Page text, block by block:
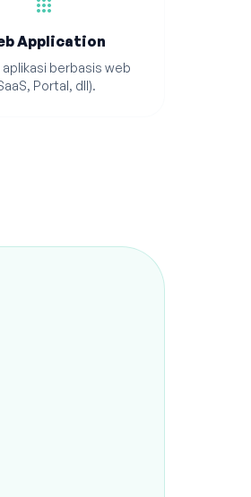
apps
Application
berbasis web
Portal, dll).